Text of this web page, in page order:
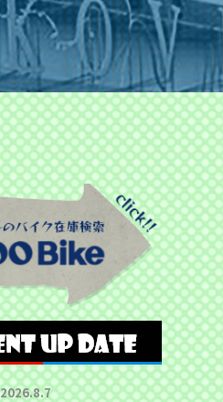
2026.8.7